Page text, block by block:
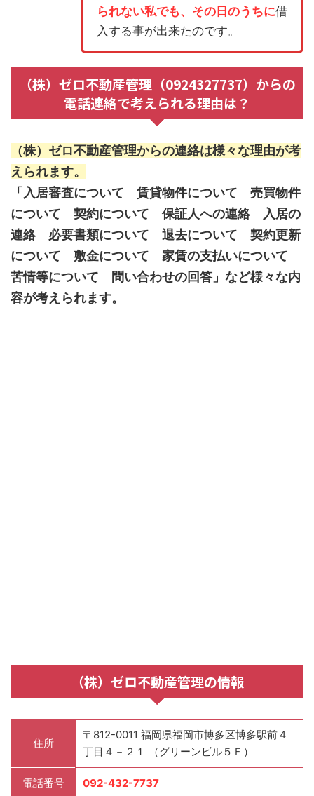
られない私でも、その日のうちに借
入する事が出来たのです。
（株）ゼロ不動産管理（0924327737）からの
電話連絡で考えられる理由は？
（株）ゼロ不動産管理からの連絡は様々な理由が考
えられます。
「入居審査について 賃貸物件について 売買物件
について 契約について 保証人への連絡 入居の
連絡 必要書類について 退去について 契約更新
について 敷金について 家賃の支払いについて
苦情等について 問い合わせの回答」など様々な内
容が考えられます。
（株）ゼロ不動産管理の情報
住所
〒812-0011 福岡県福岡市博多区博多駅前４
丁目４－２１ （グリーンビル５Ｆ）
電話番号 092-432-7737